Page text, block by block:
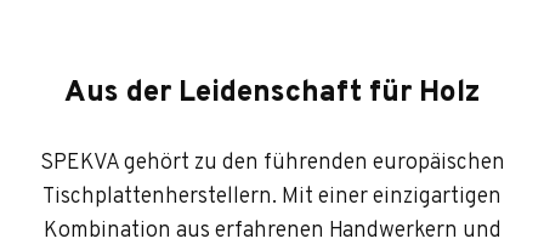
Aus der Leidenschaft für Holz
SPEKVA gehört zu den führenden europäischen
Tischplattenherstellern. Mit einer einzigartigen
Kombination aus erfahrenen Handwerkern und